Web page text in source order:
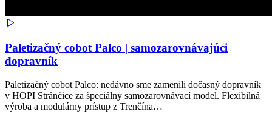
Paletizačný cobot Palco | samozarovnávajúci
dopravník
Paletizačný cobot Palco: nedávno sme zamenili dočasný dopravník
v HOPI Stránčice za špeciálny samozarovnávací model. Flexibilná
výroba a modulárny prístup z Trenčína…